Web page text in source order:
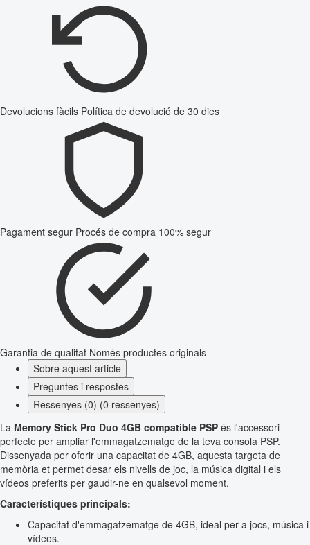
Devolucions fàcils Política de devolució de 30 dies
Pagament segur Procés de compra 100% segur
Garantia de qualitat Només productes originals
Sobre aquest article
Preguntes i respostes
Ressenyes (0) (0 ressenyes)
La Memory Stick Pro Duo 4GB compatible PSP és l'accessori
perfecte per ampliar l'emmagatzematge de la teva consola PSP.
Dissenyada per oferir una capacitat de 4GB, aquesta targeta de
memòria et permet desar els nivells de joc, la música digital i els
vídeos preferits per gaudir-ne en qualsevol moment.
Característiques principals:
Capacitat d'emmagatzematge de 4GB, ideal per a jocs, música i
vídeos.